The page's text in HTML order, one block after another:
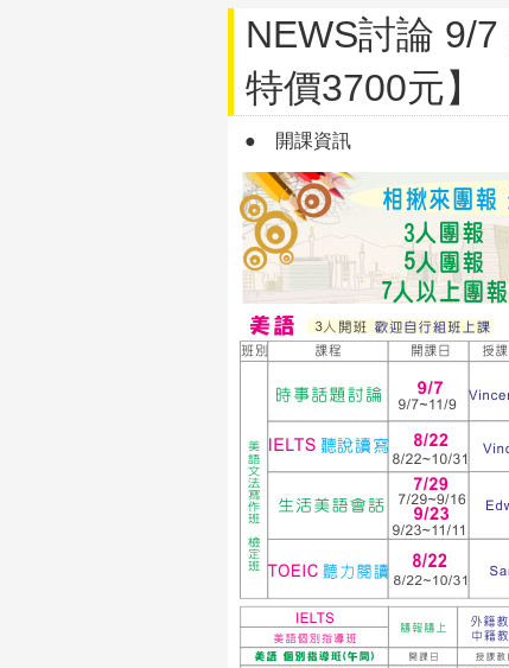
NEWS討論 9/
特價3700元】
● 開課資訊